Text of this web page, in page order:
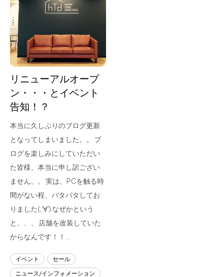
About us
for Business
Recruit
Contact
フラッグシップストア
熊本店
Arv
リニューアルオープ
ン・・・とイベント
告知！？
本当に久しぶりのブログ更新
となってしまいました。。 ブ
ログを楽しみにしていただい
た皆様、本当に申し訳ござい
ません。。 実は、PCを触る時
間がない程、バタバタしてお
りました(;'∀') なぜかという
と、、、 店舗を改装していた
からなんです！！…
イベント
セール
ニュース/インフォメーション